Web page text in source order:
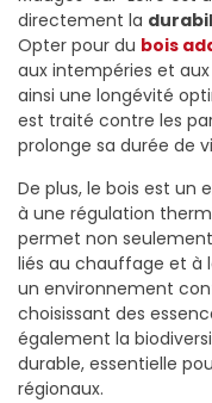
directement la
Opter pour du bois
aux intempéries et
ainsi une longévité
est traité contre les
prolonge sa durée de
De plus, le bois est un
à une régulation
permet non
liés au chauffage et à
un environnement
choisissant des
également la
durable, essentielle
régionaux.